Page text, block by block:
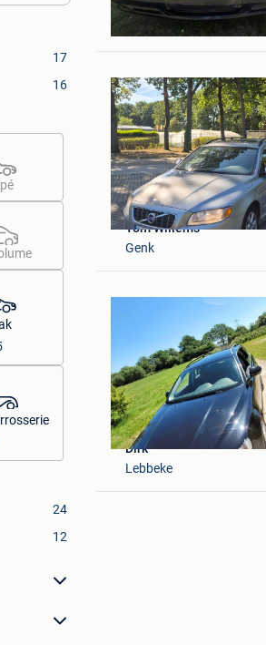
17
16
24
12
Geert
Tremelo
Tom Willems
Genk
Dirk
Lebbeke